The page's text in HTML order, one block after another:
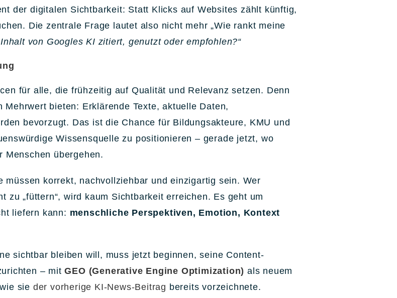
der digitalen Sichtbarkeit: Statt Klicks auf Websites zählt künftig,
Die zentrale Frage lautet also nicht mehr „Wie rankt meine
von Googles KI zitiert, genutzt oder empfohlen?“
für alle, die frühzeitig auf Qualität und Relevanz setzen. Denn
bieten: Erklärende Texte, aktuelle Daten,
bevorzugt. Das ist die Chance für Bildungsakteure, KMU und
Wissensquelle zu positionieren – gerade jetzt, wo
Menschen übergehen.
korrekt, nachvollziehbar und einzigartig sein. Wer
zu „füttern“, wird kaum Sichtbarkeit erreichen. Es geht um
liefern kann: menschliche Perspektiven, Emotion, Kontext
sichtbar bleiben will, muss jetzt beginnen, seine Content-
– mitGEO (Generative Engine Optimization) als neuem
sie der vorherige KI-News-Beitrag bereits vorzeichnete.